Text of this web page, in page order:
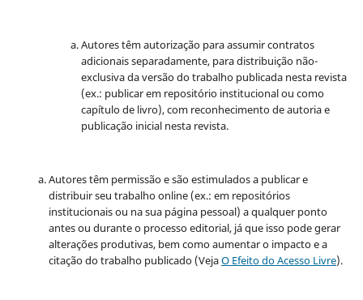
Autores têm autorização para assumir contratos
adicionais separadamente, para distribuição não-
exclusiva da versão do trabalho publicada nesta revista
(ex.: publicar em repositório institucional ou como
capítulo de livro), com reconhecimento de autoria e
publicação inicial nesta revista.
Autores têm permissão e são estimulados a publicar e
distribuir seu trabalho online (ex.: em repositórios
institucionais ou na sua página pessoal) a qualquer ponto
antes ou durante o processo editorial, já que isso pode gerar
alterações produtivas, bem como aumentar o impacto e a
citação do trabalho publicado (VejaO Efeito do Acesso Livre).